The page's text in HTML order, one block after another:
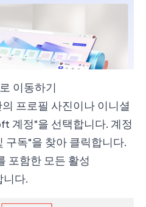
이동하기
프로필 사진이나 이니셜
계정"을 선택합니다. 계정
구독"을 찾아 클릭합니다.
포함한 모든 활성
다.